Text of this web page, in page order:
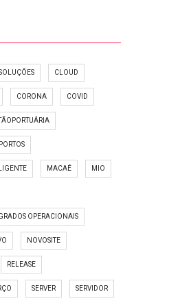
CLOUD
CORONA COVID
MACAÉ MIO
OPERACIONAIS
NOVOSITE
RELEASE
SERVER SERVIDOR